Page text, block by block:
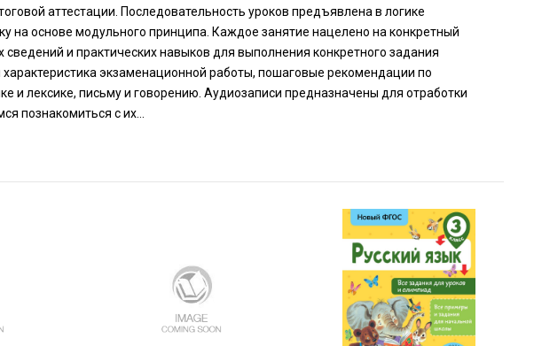
аттестации. Последовательность уро­ков предъявлена в логике
на основе модульного принципа. Каждое занятие нацелено на конкретный
и практических навыков для выполнения конкретного задания
экзаменационной работы, пошаговые ре­комендации по
и лек­сике, письму и говорению. Аудиозаписи предназначены для отработки
познакомиться с их...